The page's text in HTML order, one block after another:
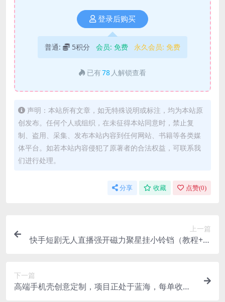
登录后购买
普通: 5积分 会员: 免费 永久会员: 免费
已有78 人解锁查看
声明：本站所有文章，如无特殊说明或标注，均为本站原
创发布。任何个人或组织，在未征得本站同意时，禁止复
制、盗用、采集、发布本站内容到任何网站、书籍等各类媒
体平台。如若本站内容侵犯了原著者的合法权益，可联系我
们进行处理。
分享 收藏 点赞(0)
上一篇
快手短剧无人直播强开磁力聚星挂小铃铛（教程+素
下一篇
高端手机壳创意定制，项目正处于蓝海，每单收益3